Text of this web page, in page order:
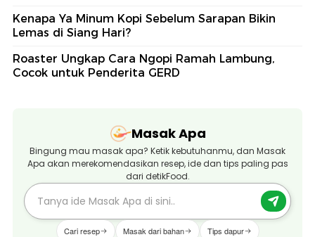
Kenapa Ya Minum Kopi Sebelum Sarapan Bikin
Lemas di Siang Hari?
Roaster Ungkap Cara Ngopi Ramah Lambung,
Cocok untuk Penderita GERD
Masak Apa
Bingung mau masak apa? Ketik kebutuhanmu, dan Masak
Apa akan merekomendasikan resep, ide dan tips paling pas
dari detikFood.
Cari resep Masak dari bahan Tips dapur